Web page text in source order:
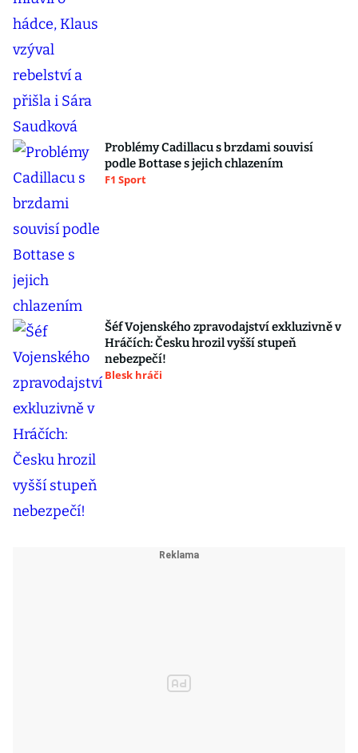
Problémy Cadillacu s brzdami souvisí
podle Bottase s jejich chlazením
F1 Sport
Šéf Vojenského zpravodajství exkluzivně v
Hráčích: Česku hrozil vyšší stupeň
nebezpečí!
Blesk hráči